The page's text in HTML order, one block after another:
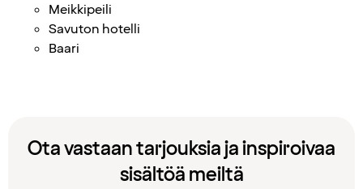
Meikkipeili
Savuton hotelli
Baari
Ota vastaan tarjouksia ja inspiroivaa
sisältöä meiltä